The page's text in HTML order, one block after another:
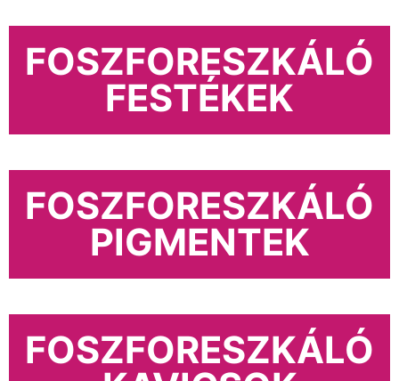
FOSZFORESZKÁLÓ
FESTÉKEK
FOSZFORESZKÁLÓ
PIGMENTEK
FOSZFORESZKÁLÓ